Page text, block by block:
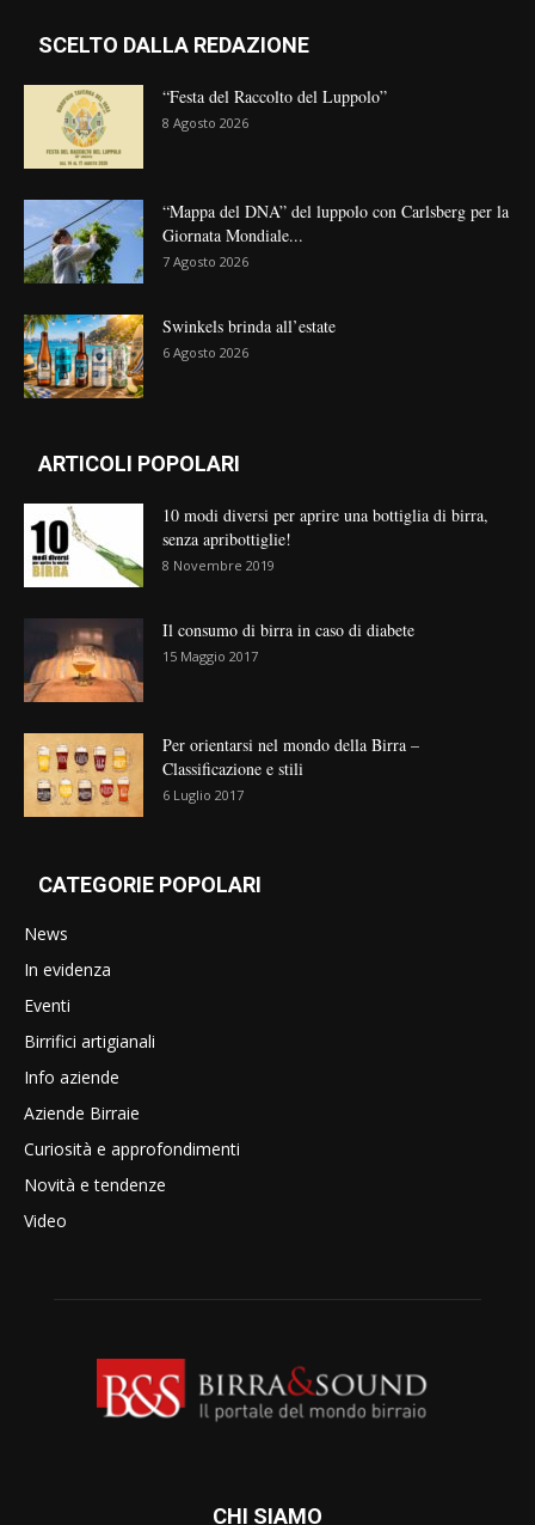
SCELTO DALLA REDAZIONE
“Festa del Raccolto del Luppolo”
8 Agosto 2026
“Mappa del DNA” del luppolo con Carlsberg per la
Giornata Mondiale...
7 Agosto 2026
Swinkels brinda all’estate
6 Agosto 2026
ARTICOLI POPOLARI
10 modi diversi per aprire una bottiglia di birra,
senza apribottiglie!
8 Novembre 2019
Il consumo di birra in caso di diabete
15 Maggio 2017
Per orientarsi nel mondo della Birra –
Classificazione e stili
6 Luglio 2017
CATEGORIE POPOLARI
News
In evidenza
Eventi
Birrifici artigianali
Info aziende
Aziende Birraie
Curiosità e approfondimenti
Novità e tendenze
Video
CHI SIAMO